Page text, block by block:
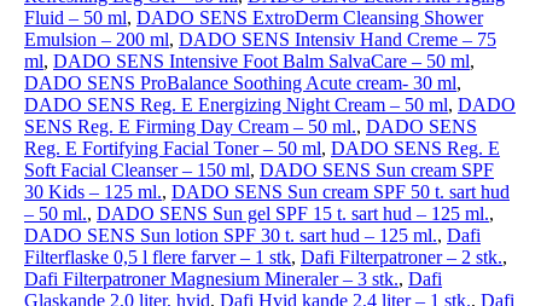
Fluid – 50 ml, DADO SENS ExtroDerm Cleansing Shower
Emulsion – 200 ml, DADO SENS Intensiv Hand Creme – 75
ml, DADO SENS Intensive Foot Balm SalvaCare – 50 ml,
DADO SENS ProBalance Soothing Acute cream- 30 ml,
DADO SENS Reg. E Energizing Night Cream – 50 ml, DADO
SENS Reg. E Firming Day Cream – 50 ml., DADO SENS
Reg. E Fortifying Facial Toner – 50 ml, DADO SENS Reg. E
Soft Facial Cleanser – 150 ml, DADO SENS Sun cream SPF
30 Kids – 125 ml., DADO SENS Sun cream SPF 50 t. sart hud
– 50 ml., DADO SENS Sun gel SPF 15 t. sart hud – 125 ml.,
DADO SENS Sun lotion SPF 30 t. sart hud – 125 ml., Dafi
Filterflaske 0,5 l flere farver – 1 stk, Dafi Filterpatroner – 2 stk.,
Dafi Filterpatroner Magnesium Mineraler – 3 stk., Dafi
Glaskande 2,0 liter, hvid, Dafi Hvid kande 2,4 liter – 1 stk., Dafi